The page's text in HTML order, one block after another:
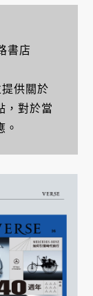
書店
供關於
，對於當
。